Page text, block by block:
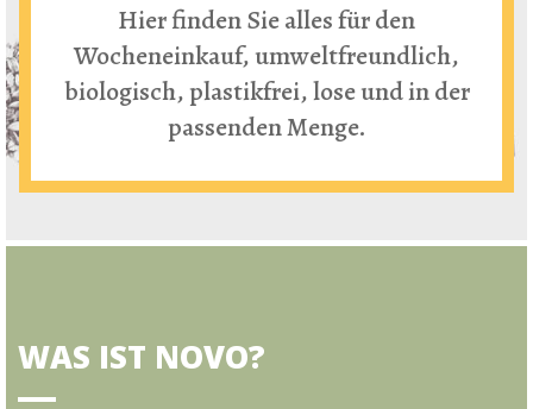
Hier finden Sie alles für den
Wocheneinkauf, umweltfreundlich,
biologisch, plastikfrei, lose und in der
passenden Menge.
WAS IST NOVO?